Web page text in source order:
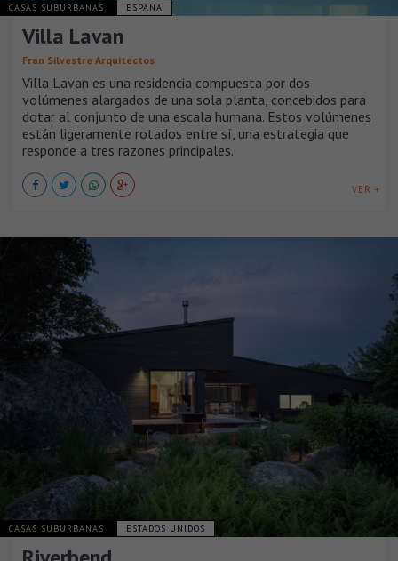
CASAS SUBURBANAS ESPAÑA
Villa Lavan
Fran Silvestre Arquitectos
Villa Lavan es una residencia compuesta por dos
volúmenes alargados de una sola planta, concebidos para
dotar al conjunto de una escala humana. Estos volúmenes
están ligeramente rotados entre sí, una estrategia que
responde a tres razones principales.
VER +
CASAS SUBURBANAS ESTADOS UNIDOS